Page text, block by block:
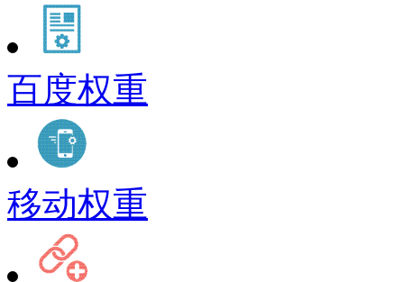
百度权重
移动权重